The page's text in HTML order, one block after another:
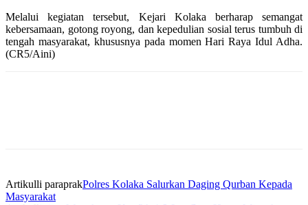
Melalui kegiatan tersebut, Kejari Kolaka berharap semangat
kebersamaan, gotong royong, dan kepedulian sosial terus tumbuh di
tengah masyarakat, khususnya pada momen Hari Raya Idul Adha.
(CR5/Aini)
Artikulli paraprakPolres Kolaka Salurkan Daging Qurban Kepada
Masyarakat